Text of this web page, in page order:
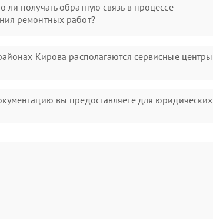
ли получать обратную связь в процессе
ремонтных работ?
Кирова располагаются сервисные центры
вы предоставляете для юридических